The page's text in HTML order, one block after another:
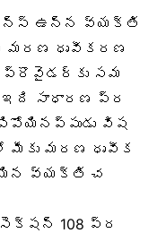
ఉన్న వ్యక్తి
మరణ ధృవీకరణ
సమ
ఇది సాధారణ ప్ర
విష
మీకు మరణ ధృవీక
వ్యక్తి చ
108 ప్ర